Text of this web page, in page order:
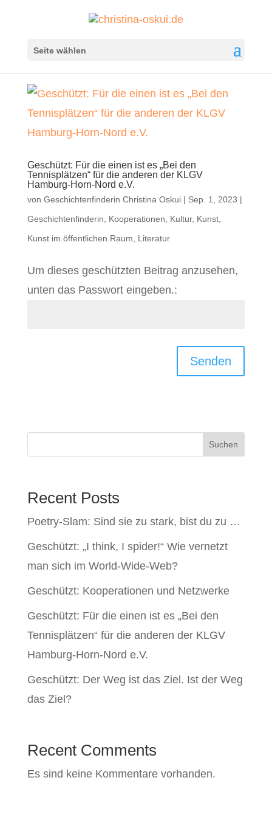
Seite wählen
Geschützt: Für die einen ist es „Bei den
Tennisplätzen“ für die anderen der KLGV
Hamburg-Horn-Nord e.V.
von Geschichtenfinderin Christina Oskui| Sep. 1, 2023 |
Geschichtenfinderin
Kooperationen Kultur, Kunst,
Kunst im öffentlichen Raum
Literatur
Um dieses geschützten Beitrag anzusehen,
unten das Passwort eingeben.:
Senden
Suchen
Recent Posts
Poetry-Slam: Sind sie zu stark, bist du zu …
Geschützt: „I think, I spider!“ Wie vernetzt
man sich im World-Wide-Web?
Geschützt: Kooperationen und Netzwerke
Geschützt: Für die einen ist es „Bei den
Tennisplätzen“ für die anderen der KLGV
Hamburg-Horn-Nord e.V.
Geschützt: Der Weg ist das Ziel. Ist der Weg
das Ziel?
Recent Comments
Es sind keine Kommentare vorhanden.